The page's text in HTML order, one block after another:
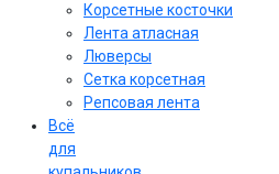
Корсетные косточки
Лента атласная
Люверсы
Сетка корсетная
Репсовая лента
Всё
для